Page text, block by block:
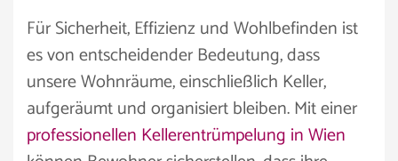
Für Sicherheit, Effizienz und Wohlbefinden ist
es von entscheidender Bedeutung, dass
unsere Wohnräume, einschließlich Keller,
aufgeräumt und organisiert bleiben. Mit einer
professionellen Kellerentrümpelung in Wien